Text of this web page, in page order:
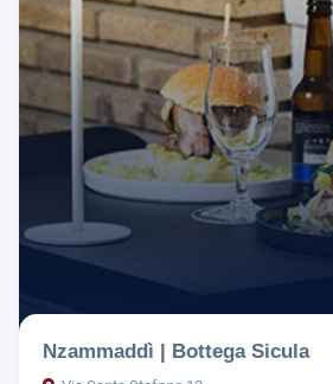
Nzammaddì | Bottega Sicula